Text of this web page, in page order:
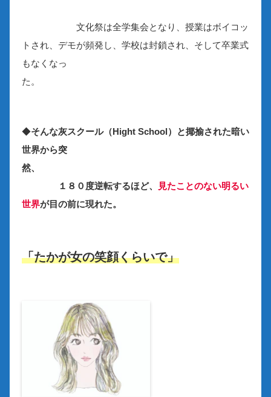
文化祭は全学集会となり、授業はボイコッ
トされ、デモが頻発し、学校は封鎖され、そして卒業式
もなくなっ
た。
◆そんな灰スクール（Hight School）と揶揄された暗い
世界から突
然、
１８０度逆転するほど、
見たことのない明るい
世界が目の前に現れた。
「たかが女の笑顔くらいで」